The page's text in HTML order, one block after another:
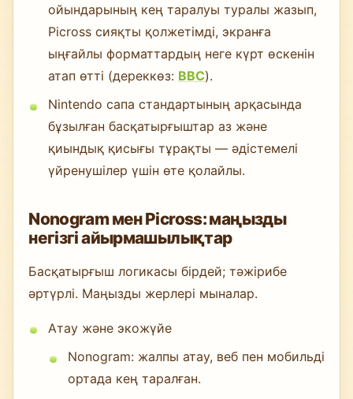
ойындарының кең таралуы туралы жазып,
Picross сияқты қолжетімді, экранға
ыңғайлы форматтардың неге күрт өскенін
атап өтті (дереккөз: BBC).
Nintendo сапа стандартының арқасында
бұзылған басқатырғыштар аз және
қиындық қисығы тұрақты — әдістемелі
үйренушілер үшін өте қолайлы.
Nonogram мен Picross: маңызды
негізгі айырмашылықтар
Басқатырғыш логикасы бірдей; тәжірибе
әртүрлі. Маңызды жерлері мыналар.
Атау және экожүйе
Nonogram: жалпы атау, веб пен мобильді
ортада кең таралған.